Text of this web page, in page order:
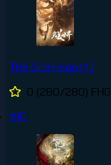
Thế Giới Hoàn Mỹ
0 (280/280) FHD
#10